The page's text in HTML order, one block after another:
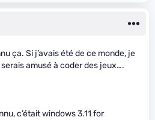
ça. Si j’avais été de ce monde, je
amusé à coder des jeux….
c’était windows 3.11 for